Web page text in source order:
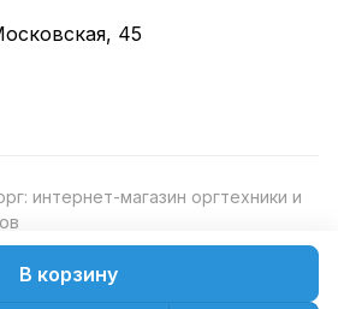
В корзину
45
интернет-магазин оргтехники и
Конфиденциальность